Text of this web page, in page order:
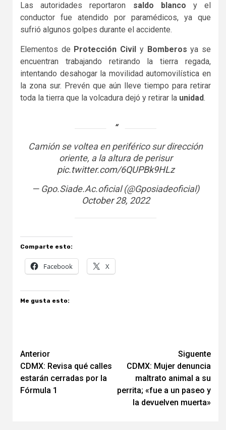
Las autoridades reportaron saldo blanco y el
conductor fue atendido por paramédicos, ya que
sufrió algunos golpes durante el accidente.
Elementos de Protección Civil y Bomberos ya se
encuentran trabajando retirando la tierra regada,
intentando desahogar la movilidad automovilística en
la zona sur. Prevén que aún lleve tiempo para retirar
toda la tierra que la volcadura dejó y retirar la unidad.
Camión se voltea en periférico sur dirección
oriente, a la altura de perisur
pic.twitter.com/6QUPBk9HLz
— Gpo.Siade.Ac.oficial (@Gposiadeoficial)
October 28, 2022
Comparte esto:
Facebook X
Me gusta esto:
Navegación
de
entradas
Anterior
CDMX: Revisa qué calles
estarán cerradas por la
Fórmula 1
Siguente
CDMX: Mujer denuncia
maltrato animal a su
perrita; «fue a un paseo y
la devuelven muerta»